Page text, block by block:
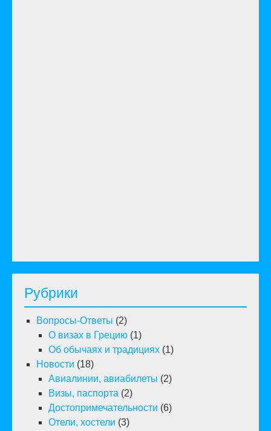
Рубрики
Вопросы-Ответы (2)
О визах в Грецию (1)
Об обычаях и традициях (1)
Новости (18)
Авиалинии, авиабилеты (2)
Визы, паспорта (2)
Достопримечательности (6)
Отели, хостели (3)